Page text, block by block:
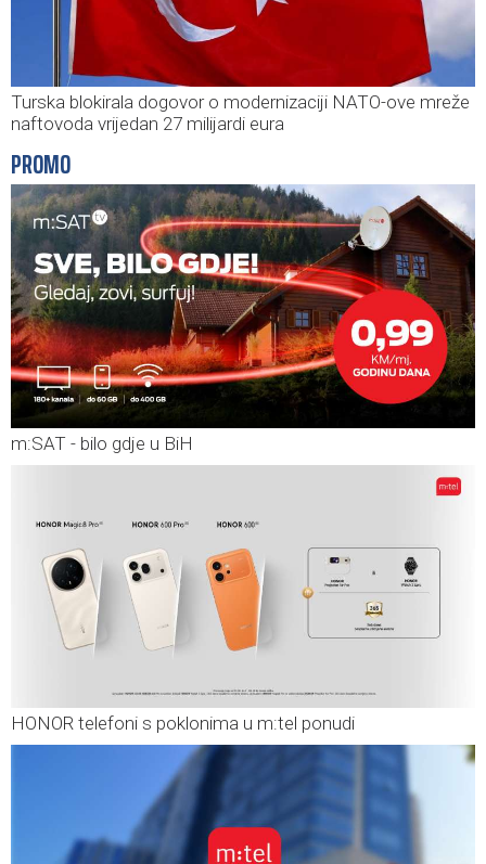
Turska blokirala dogovor o modernizaciji NATO-ove mreže
naftovoda vrijedan 27 milijardi eura
PROMO
m:SAT - bilo gdje u BiH
HONOR telefoni s poklonima u m:tel ponudi